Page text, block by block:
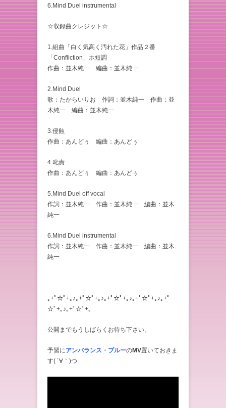
6.Mind Duel instrumental
☆収録曲クレジット☆
1.組曲「白く気高く汚れた花」作品２番
「Confliction」ホ短調
作曲：並木純一 編曲：並木純一
2.Mind Duel
歌：たからいりお 作詞：並木純一 作曲：並
木純一 編曲：並木純一
3.侵蝕
作曲：あんどぅ 編曲：あんどぅ
4.叱責
作曲：あんどぅ 編曲：あんどぅ
5.Mind Duel off vocal
作詞：並木純一 作曲：並木純一 編曲：並木
純一
6.Mind Duel instrumental
作詞：並木純一 作曲：並木純一 編曲：並木
純一
｡+ﾟ☆ﾟ+｡♪｡+ﾟ☆ﾟ+｡♪｡+ﾟ☆ﾟ+｡♪｡+ﾟ☆ﾟ+｡♪｡+ﾟ
☆ﾟ+｡♪｡+ﾟ☆ﾟ+｡
公開までもうしばらくお待ち下さい。
予習にアンバランス・ブルーのMV置いておきま
す( ´∀｀)つ